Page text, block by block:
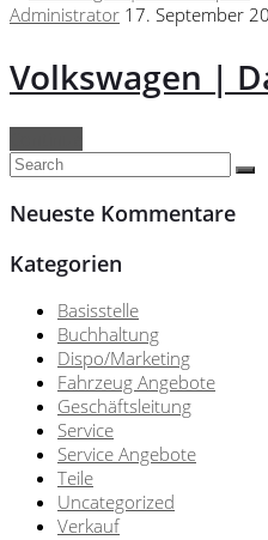
Administrator 17. September
Volkswagen |
Neueste Kommentare
Kategorien
Basisstelle
Buchhaltung
Dispo/Marketing
Fahrzeug Angebote
Geschäftsleitung
Service
Service Angebote
Teile
Uncategorized
Verkauf